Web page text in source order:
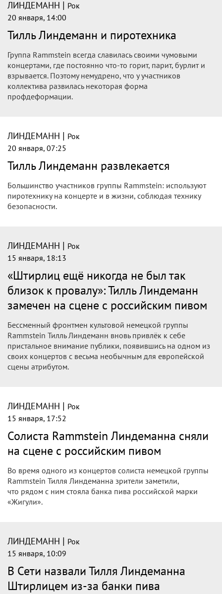
ЛИНДЕМАНН | Рок
20 января, 14:00
Тилль Линдеманн и пиротехника
Группа Rammstein всегда славилась своими чумовыми
концертами, где постоянно что-то горит, парит, бурлит и
взрывается. Поэтому немудрено, что у участников
коллектива развилась некоторая форма
профдеформации.
ЛИНДЕМАНН | Рок
20 января, 07:25
Тилль Линдеманн развлекается
Большинство участников группы Rammstein: используют
пиротехнику на концерте и в жизни, соблюдая технику
безопасности.
ЛИНДЕМАНН | Рок
15 января, 18:13
«Штирлиц ещё никогда не был так
близок к провалу»: Тилль Линдеманн
замечен на сцене с российским пивом
Бессменный фронтмен культовой немецкой группы
Rammstein Тилль Линдеманн вновь привлёк к себе
пристальное внимание публики, появившись на одном из
своих концертов с весьма необычным для европейской
сцены атрибутом.
ЛИНДЕМАНН | Рок
15 января, 17:52
Солиста Rammstein Линдеманна сняли
на сцене с российским пивом
Во время одного из концертов солиста немецкой группы
Rammstein Тилля Линдеманна зрители заметили,
что рядом с ним стояла банка пива российской марки
«Жигули».
ЛИНДЕМАНН | Рок
15 января, 10:09
В Сети назвали Тилля Линдеманна
Штирлицем из-за банки пива